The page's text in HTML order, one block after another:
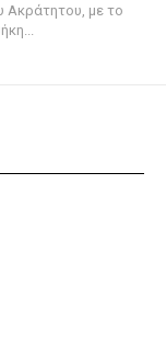
Ακράτητου, με το